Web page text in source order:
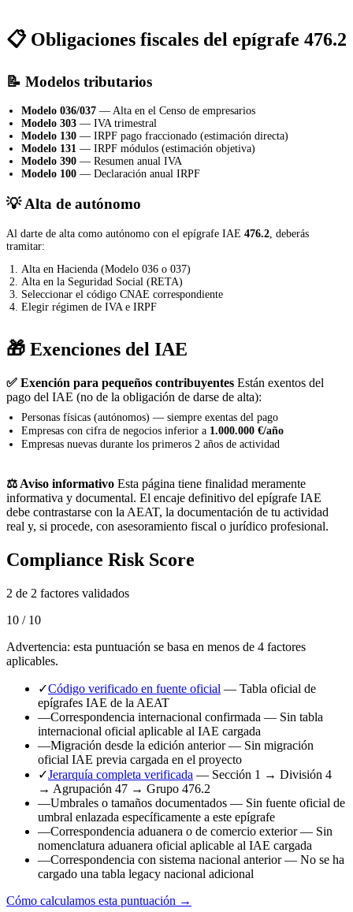
📋 Obligaciones fiscales del epígrafe 476.2
📝 Modelos tributarios
Modelo 036/037 — Alta en el Censo de empresarios
Modelo 303 — IVA trimestral
Modelo 130 — IRPF pago fraccionado (estimación directa)
Modelo 131 — IRPF módulos (estimación objetiva)
Modelo 390 — Resumen anual IVA
Modelo 100 — Declaración anual IRPF
💡 Alta de autónomo
Al darte de alta como autónomo con el epígrafe IAE 476.2 , deberás
tramitar:
Alta en Hacienda (Modelo 036 o 037)
Alta en la Seguridad Social (RETA)
Seleccionar el código CNAE correspondiente
Elegir régimen de IVA e IRPF
🎁 Exenciones del IAE
✅ Exención para pequeños contribuyentes Están exentos del
pago del IAE (no de la obligación de darse de alta):
Personas físicas (autónomos) — siempre exentas del pago
Empresas con cifra de negocios inferior a 1.000.000 €/año
Empresas nuevas durante los primeros 2 años de actividad
⚖️ Aviso informativo Esta página tiene finalidad meramente
informativa y documental. El encaje definitivo del epígrafe IAE
debe contrastarse con la AEAT, la documentación de tu actividad
real y, si procede, con asesoramiento fiscal o jurídico profesional.
Compliance Risk Score
2 de 2 factores validados
10 / 10
Advertencia: esta puntuación se basa en menos de 4 factores
aplicables.
✓Código verificado en fuente oficial — Tabla oficial de
epígrafes IAE de la AEAT
—Correspondencia internacional confirmada — Sin tabla
internacional oficial aplicable al IAE cargada
—Migración desde la edición anterior— Sin migración
oficial IAE previa cargada en el proyecto
✓Jerarquía completa verificada — Sección 1 → División 4
→ Agrupación 47 → Grupo 476.2
—Umbrales o tamaños documentados — Sin fuente oficial de
umbral enlazada específicamente a este epígrafe
—Correspondencia aduanera o de comercio exterior— Sin
nomenclatura aduanera oficial aplicable al IAE cargada
—Correspondencia con sistema nacional anterior— No se ha
cargado una tabla legacy nacional adicional
Cómo calculamos esta puntuación →